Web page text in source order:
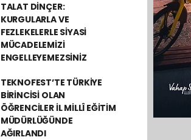
TALAT DİNÇER:
KURGULARLA VE
FEZLEKELERLE SİYASİ
MÜCADELEMİZİ
ENGELLEYEMEZSİNİZ
TEKNOFEST’TE TÜRKİYE
BİRİNCİSİ OLAN
ÖĞRENCİLER İL MİLLÎ EĞİTİM
MÜDÜRLÜĞÜNDE
AĞIRLANDI